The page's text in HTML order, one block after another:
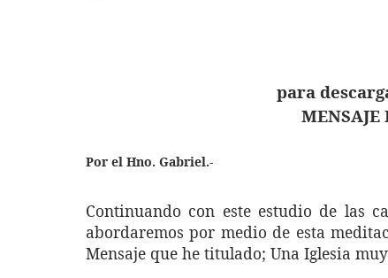
para
MENSAJE
Por el Hno. Gabriel.-
Continuando con este estudio de las
abordaremos por medio de esta
Mensaje que he titulado; Una Iglesia